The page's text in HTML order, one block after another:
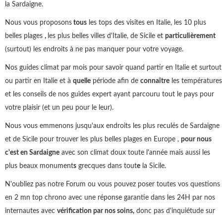
la Sardaigne.
Nous vous proposons tous les tops des visites en Italie, les 10 plus
belles plages , les plus belles villes d'Italie, de Sicile et particulièrement
(surtout) les endroits à ne pas manquer pour votre voyage.
Nos guides climat par mois pour savoir quand partir en Italie et surtout
ou partir en Italie et à quelle période afin de connaître les températures
et les conseils de nos guides expert ayant parcouru tout le pays pour
votre plaisir (et un peu pour le leur).
Nous vous emmenons jusqu'aux endroits les plus reculés de Sardaigne
et de Sicile pour trouver les plus belles plages en Europe , pour nous
c'est en Sardaigne avec son climat doux toute l'année mais aussi les
plus beaux monuments grecques dans toute la Sicile.
N'oubliez pas notre Forum ou vous pouvez poser toutes vos questions
en 2 mn top chrono avec une réponse garantie dans les 24H par nos
internautes avec vérification par nos soins, donc pas d'inquiétude sur